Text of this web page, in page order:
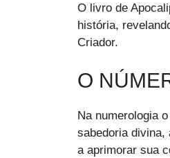
O livro de
história,
Criador.
O
Na numerologia
sabedoria divina,
a aprimorar sua